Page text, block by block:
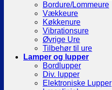
Bordure/Lommeure
Vækkeure
Køkkenure
Vibrationsure
Øvrige Ure
Tilbehør til ure
Lamper og lupper
Bordlupper
Div. lupper
Elektroniske Lupper